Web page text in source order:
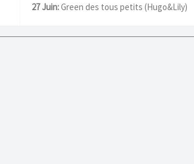
27 Juin:Green des tous petits (Hugo&Lily)